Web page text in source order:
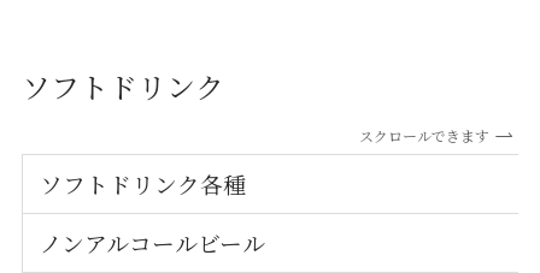
ソフトドリンク
スクロールできます
ソフトドリンク各種
ノンアルコールビール